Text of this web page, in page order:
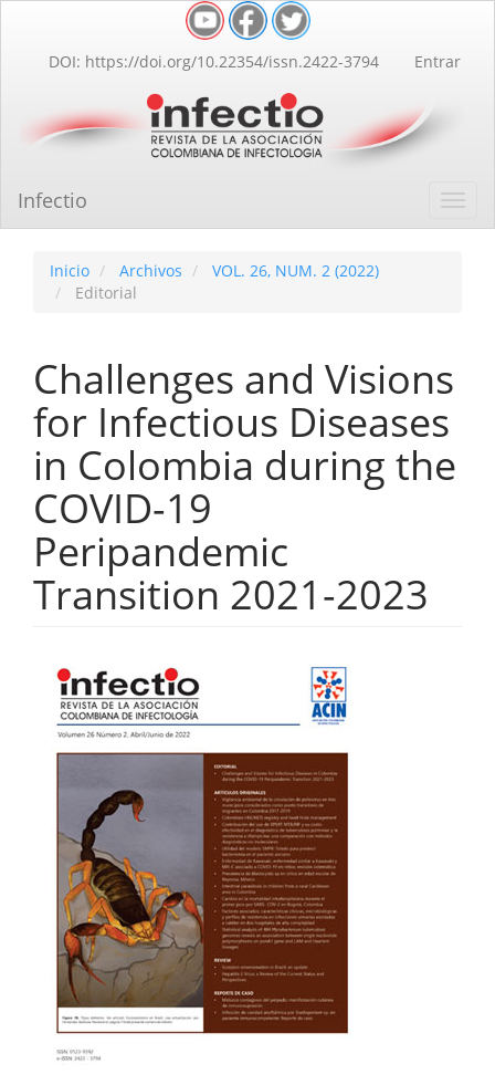
Contenido
principal
lateral
DOI: https://doi.org/10.22354/issn.2422-3794 Entrar
Infectio
Inicio Archivos
VOL. 26, NUM. 2 (2022)
Editorial
Challenges and Visions
for Infectious Diseases
in Colombia during the
COVID-19
Peripandemic
Transition 2021-2023
Barra
lateral
del